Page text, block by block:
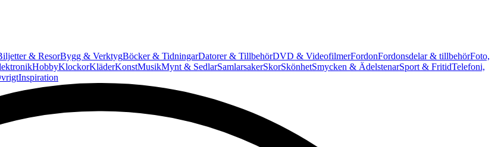
& ResorBygg & VerktygBöcker & TidningarDatorer & TillbehörDVD & VideofilmerFordonFordonsdelar & tillbehörFoto,
HobbyKlockorKläderKonstMusikMynt & SedlarSamlarsakerSkorSkönhetSmycken & ÄdelstenarSport & FritidTelefoni,
Inspiration